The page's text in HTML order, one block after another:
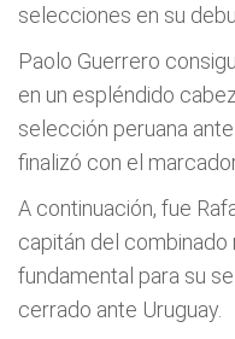
selecciones en su
Paolo Guerrero
en un espléndido
selección peruana
finalizó con el
A continuación, fue
capitán del combinado
fundamental para su
cerrado ante Uruguay.